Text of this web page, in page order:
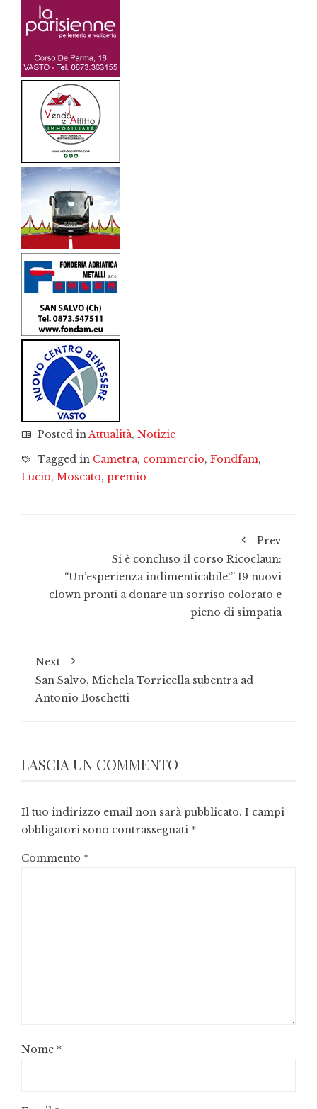
Posted inAttualità, Notizie
Tagged in Cametra, commercio, Fondfam,
Lucio, Moscato, premio
Prev
Si è concluso il corso Ricoclaun:
“Un’esperienza indimenticabile!” 19 nuovi
clown pronti a donare un sorriso colorato e
pieno di simpatia
Next
San Salvo, Michela Torricella subentra ad
Antonio Boschetti
LASCIA UN COMMENTO
Il tuo indirizzo email non sarà pubblicato. I campi
obbligatori sono contrassegnati *
Commento *
Nome *